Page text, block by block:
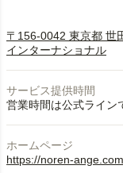
〒156-0042 東京都 世
インターナショナル
サービス提供時間
営業時間は公式ライン
ホームページ
https://noren-